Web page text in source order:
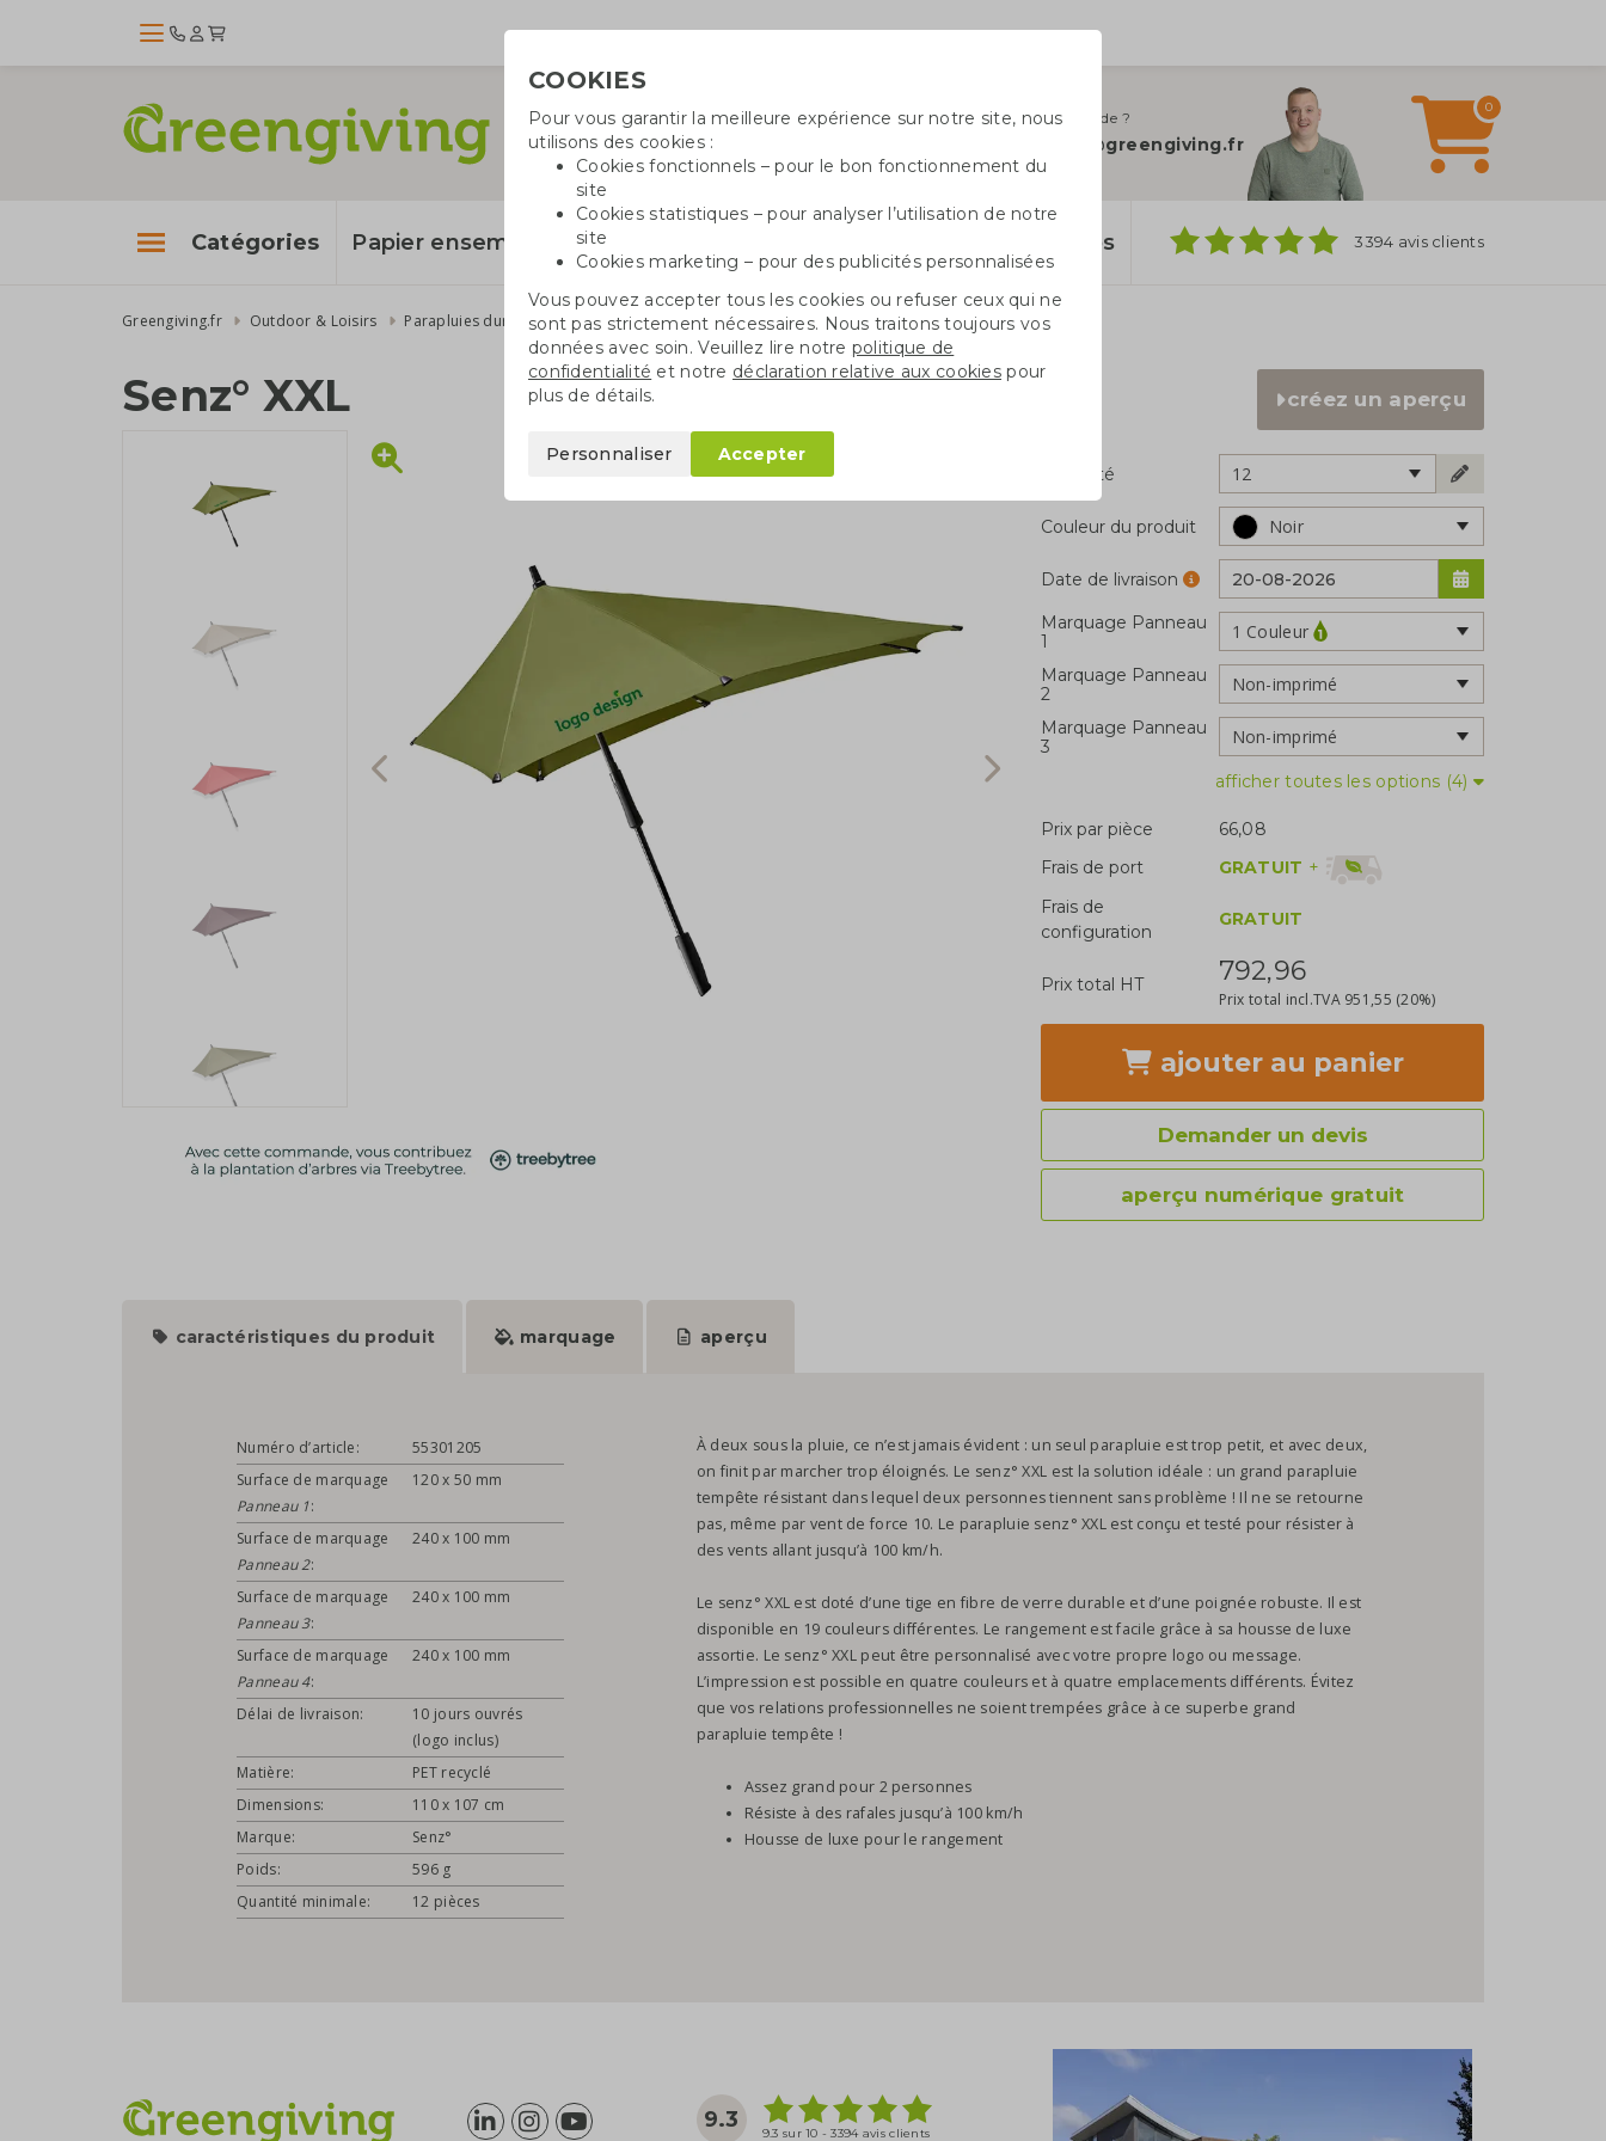
Besoin d’aide ?
info@greengiving.fr
0
Catégories Papier ensemencé Sacs en coton Stylos 3394 avis clients
Greengiving.fr Outdoor & Loisirs Parapluies durables Parapluies anti-tempête Senz° Senz° XXL
Senz° XXL créez un aperçu
Quantité 12
Couleur du produit Noir
Date de livraison
Marquage Panneau
1
1 Couleur
Marquage Panneau
2
Non-imprimé
Marquage Panneau
3
Non-imprimé
afficher toutes les options (4)
Prix par pièce
66,08
Frais de port
GRATUIT +
Frais de
configuration
GRATUIT
Prix total HT 792,96
Prix total incl.TVA 951,55 (20%)
ajouter au panier
Demander un devis
aperçu numérique gratuit
caractéristiques du produit marquage aperçu
Numéro d’article:
55301205
Surface de marquage
Panneau 1:
120 x 50 mm
Surface de marquage
Panneau 2:
240 x 100 mm
Surface de marquage
Panneau 3:
240 x 100 mm
Surface de marquage
Panneau 4:
240 x 100 mm
Délai de livraison:
10 jours ouvrés
(logo inclus)
Matière:
PET recyclé
Dimensions:
110 x 107 cm
Marque:
Senz°
Poids:
596 g
Quantité minimale:
12 pièces
À deux sous la pluie, ce n’est jamais évident : un seul parapluie est trop petit, et avec deux,
on finit par marcher trop éloignés. Le senz° XXL est la solution idéale : un grand parapluie
tempête résistant dans lequel deux personnes tiennent sans problème ! Il ne se retourne
pas, même par vent de force 10. Le parapluie senz° XXL est conçu et testé pour résister à
des vents allant jusqu’à 100 km/h.
Le senz° XXL est doté d’une tige en fibre de verre durable et d’une poignée robuste. Il est
disponible en 19 couleurs différentes. Le rangement est facile grâce à sa housse de luxe
assortie. Le senz° XXL peut être personnalisé avec votre propre logo ou message.
L’impression est possible en quatre couleurs et à quatre emplacements différents. Évitez
que vos relations professionnelles ne soient trempées grâce à ce superbe grand
parapluie tempête !
Assez grand pour 2 personnes
Résiste à des rafales jusqu’à 100 km/h
Housse de luxe pour le rangement
9.3
9.3 sur 10 - 3394 avis clients
COOKIES
Pour vous garantir la meilleure expérience sur notre site, nous
utilisons des cookies :
Cookies fonctionnels – pour le bon fonctionnement du
site
Cookies statistiques – pour analyser l’utilisation de notre
site
Cookies marketing – pour des publicités personnalisées
Vous pouvez accepter tous les cookies ou refuser ceux qui ne
sont pas strictement nécessaires. Nous traitons toujours vos
données avec soin. Veuillez lire notre politique de
confidentialité et notre déclaration relative aux cookiespour
plus de détails.
Personnaliser Accepter